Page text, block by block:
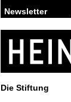
Die Stiftung